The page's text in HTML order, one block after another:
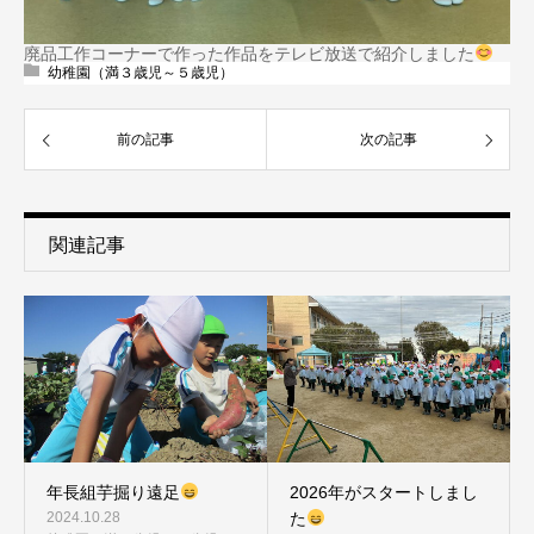
廃品工作コーナーで作った作品をテレビ放送で紹介しました
幼稚園（満３歳児～５歳児）
前の記事 次の記事
関連記事
年長組芋掘り遠足
2024.10.28
2026年がスタートしまし
た